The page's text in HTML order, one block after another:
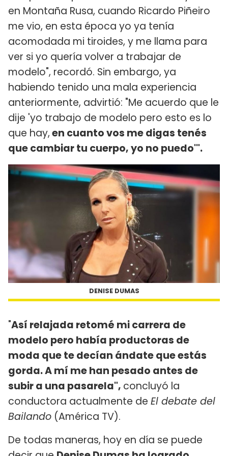
en Montaña Rusa, cuando Ricardo Piñeiro
me vio, en esta época yo ya tenía
acomodada mi tiroides, y me llama para
ver si yo quería volver a trabajar de
modelo", recordó. Sin embargo, ya
habiendo tenido una mala experiencia
anteriormente, advirtió: "Me acuerdo que le
dije 'yo trabajo de modelo pero esto es lo
que hay,en cuanto vos me digas tenés
que cambiar tu cuerpo, yo no puedo'".
DENISE DUMAS
"Así relajada retomé mi carrera de
modelo pero había productoras de
moda que te decían ándate que estás
gorda. A mí me han pesado antes de
subir a una pasarela", concluyó la
conductora actualmente de El debate del
Bailando (América TV).
De todas maneras, hoy en día se puede